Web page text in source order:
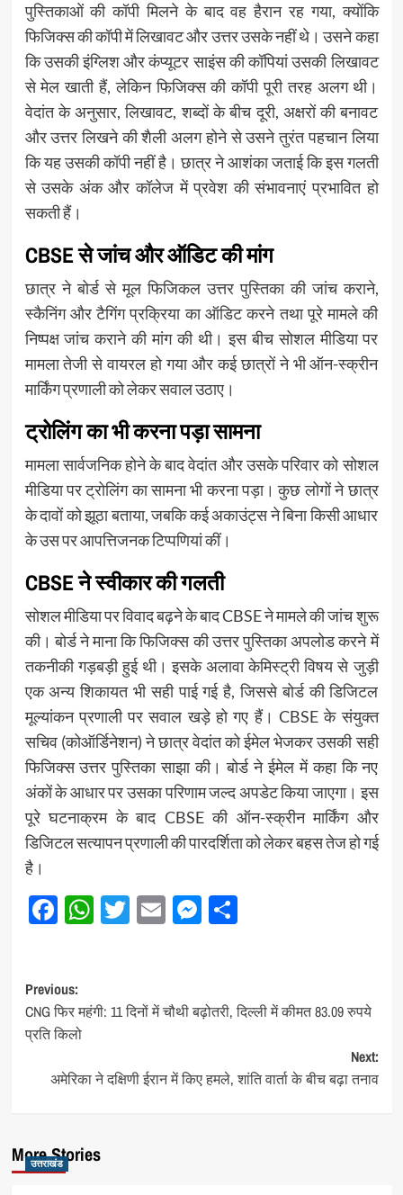
पुस्तिकाओं की कॉपी मिलने के बाद वह हैरान रह गया, क्योंकि
फिजिक्स की कॉपी में लिखावट और उत्तर उसके नहीं थे। उसने कहा
कि उसकी इंग्लिश और कंप्यूटर साइंस की कॉपियां उसकी लिखावट
से मेल खाती हैं, लेकिन फिजिक्स की कॉपी पूरी तरह अलग थी।
वेदांत के अनुसार, लिखावट, शब्दों के बीच दूरी, अक्षरों की बनावट
और उत्तर लिखने की शैली अलग होने से उसने तुरंत पहचान लिया
कि यह उसकी कॉपी नहीं है। छात्र ने आशंका जताई कि इस गलती
से उसके अंक और कॉलेज में प्रवेश की संभावनाएं प्रभावित हो
सकती हैं।
CBSE से जांच और ऑडिट की मांग
छात्र ने बोर्ड से मूल फिजिकल उत्तर पुस्तिका की जांच कराने,
स्कैनिंग और टैगिंग प्रक्रिया का ऑडिट करने तथा पूरे मामले की
निष्पक्ष जांच कराने की मांग की थी। इस बीच सोशल मीडिया पर
मामला तेजी से वायरल हो गया और कई छात्रों ने भी ऑन-स्क्रीन
मार्किंग प्रणाली को लेकर सवाल उठाए।
ट्रोलिंग का भी करना पड़ा सामना
मामला सार्वजनिक होने के बाद वेदांत और उसके परिवार को सोशल
मीडिया पर ट्रोलिंग का सामना भी करना पड़ा। कुछ लोगों ने छात्र
के दावों को झूठा बताया, जबकि कई अकाउंट्स ने बिना किसी आधार
के उस पर आपत्तिजनक टिप्पणियां कीं।
CBSE ने स्वीकार की गलती
सोशल मीडिया पर विवाद बढ़ने के बाद CBSE ने मामले की जांच शुरू
की। बोर्ड ने माना कि फिजिक्स की उत्तर पुस्तिका अपलोड करने में
तकनीकी गड़बड़ी हुई थी। इसके अलावा केमिस्ट्री विषय से जुड़ी
एक अन्य शिकायत भी सही पाई गई है, जिससे बोर्ड की डिजिटल
मूल्यांकन प्रणाली पर सवाल खड़े हो गए हैं। CBSE के संयुक्त
सचिव (कोऑर्डिनेशन) ने छात्र वेदांत को ईमेल भेजकर उसकी सही
फिजिक्स उत्तर पुस्तिका साझा की। बोर्ड ने ईमेल में कहा कि नए
अंकों के आधार पर उसका परिणाम जल्द अपडेट किया जाएगा। इस
पूरे घटनाक्रम के बाद CBSE की ऑन-स्क्रीन मार्किंग और
डिजिटल सत्यापन प्रणाली की पारदर्शिता को लेकर बहस तेज हो गई
है।
Facebook
WhatsApp
Twitter
EmailMessenger
Share
Post
navigation
Previous:
CNG फिर महंगी: 11 दिनों में चौथी बढ़ोतरी, दिल्ली में कीमत 83.09 रुपये
प्रति किलो
Next:
अमेरिका ने दक्षिणी ईरान में किए हमले, शांति वार्ता के बीच बढ़ा तनाव
More Stories
उत्तराखंड